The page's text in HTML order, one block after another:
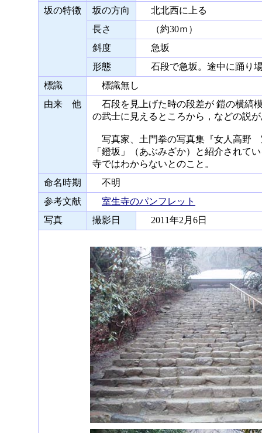
坂の特徴
坂の方向
北北西に上る
長さ
（約30ｍ）
斜度
急坂
形態
石段で急坂。途中に踊り
標識
標識無し
由来 他
石段を見上げた時の段差が 鎧の横縞
の武士に見えるところから，などの説
写真家、土門拳の写真集『女人高野
「鐙坂」（あぶみざか）と紹介されて
寺ではわからないとのこと。
命名時期
不明
参考文献
室生寺のパンフレット
写真
撮影日 2011年2月6日